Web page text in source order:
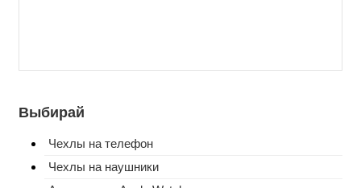
Выбирай
Чехлы на телефон
Чехлы на наушники